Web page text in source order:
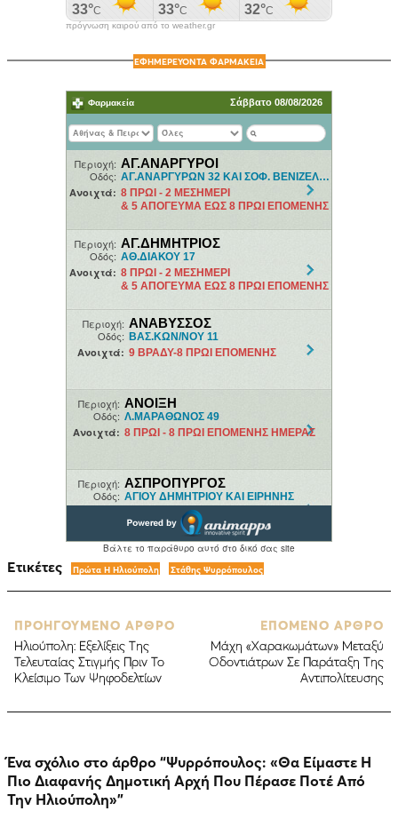
πρόγνωση καιρού από το weather.gr
ΕΦΗΜΕΡΕΥΟΝΤΑ ΦΑΡΜΑΚΕΙΑ
Ετικέτες Πρώτα Η Ηλιούπολη Στάθης Ψυρρόπουλος
ΠΡΟΗΓΟΥΜΕΝΟ ΑΡΘΡΟ
Ηλιούπολη: Εξελίξεις Της
Τελευταίας Στιγμής Πριν Το
Κλείσιμο Των Ψηφοδελτίων
ΕΠΟΜΕΝΟ ΑΡΘΡΟ
Μάχη «Χαρακωμάτων» Μεταξύ
Οδοντιάτρων Σε Παράταξη Της
Αντιπολίτευσης
Ένα σχόλιο στο άρθρο “Ψυρρόπουλος: «Θα Είμαστε Η
Πιο Διαφανής Δημοτική Αρχή Που Πέρασε Ποτέ Από
Την Ηλιούπολη»”